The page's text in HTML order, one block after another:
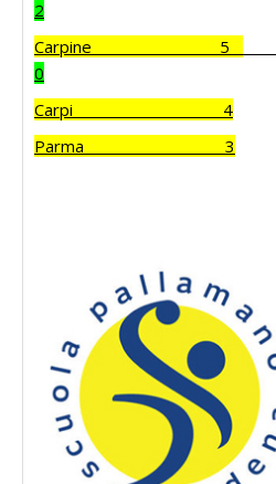
2
Carpine 5
0
Carpi 4
Parma 3